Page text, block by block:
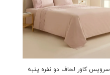
سرویس کاور لحاف دو نفره پنبه